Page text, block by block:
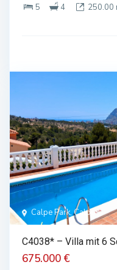
5
4 250.00
Calpe Park, Calpe
C4038* – Villa mit 6
675.000 €